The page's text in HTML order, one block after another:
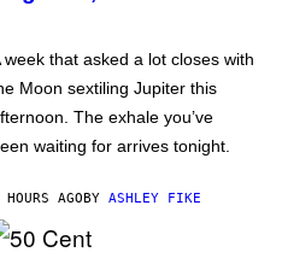
week that asked a lot closes with
Moon sextiling Jupiter this
The exhale you’ve
waiting for arrives tonight.
AGOBY ASHLEY FIKE